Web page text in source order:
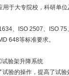
于大专院校，科研单
、ISO 2507、ISO
648等标准要求。
试验架升降系统
验的操作，提高了试